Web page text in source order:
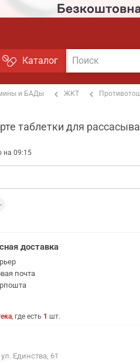
Каталог
и БАДы ЖКТ
таблетки для
на 09:15
доставка
почта
, где есть 1 шт.
Единства, 61